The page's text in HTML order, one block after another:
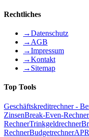
Rechtliches
→Datenschutz
→ AGB
→Impressum
→Kontakt
→ Sitemap
Top Tools
Geschäftskreditrechner -
ZinsenBreak-Even-Rechner
RechnerTrinkgeldrechner
RechnerBudgetrechner